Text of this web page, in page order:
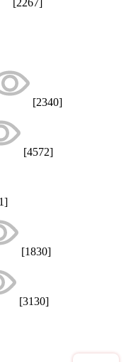
[2267]
[2340]
[4572]
[1830]
[3130]